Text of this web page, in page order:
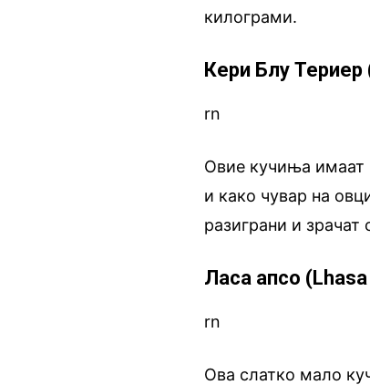
килограми.
Кери Блу Териер
rn
Овие кучиња имаат
и како чувар на
разиграни и зрачат
Ласа апсо
rn
Ова слатко мало